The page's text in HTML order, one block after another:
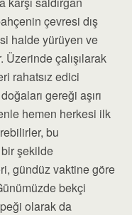
çevresi dış
halde yürüyen ve
çalışılarak
rahatsız edici
gereği aşırı
hemen herkesi ilk
bu
şekilde
gündüz vaktine göre
bekçi
olarak da